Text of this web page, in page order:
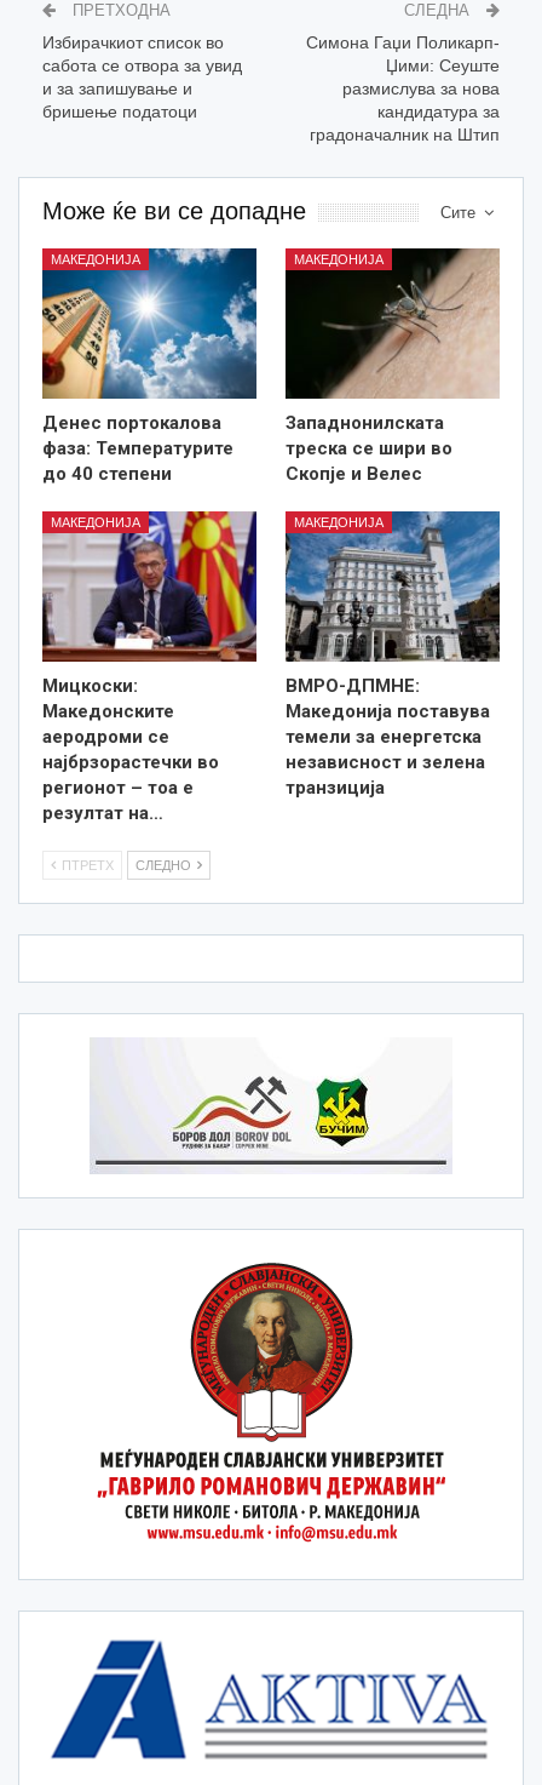
ПРЕТХОДНА
Избирачкиот список во
сабота се отвора за увид
и за запишување и
бришење податоци
СЛЕДНА
Симона Гаџи Поликарп-
Џими: Сеуште
размислува за нова
кандидатура за
градоначалник на Штип
Сите
Може ќе ви се допадне
МАКЕДОНИЈА
Денес портокалова
фаза: Температурите
до 40 степени
МАКЕДОНИЈА
Западнонилската
треска се шири во
Скопје и Велес
МАКЕДОНИЈА
Мицкоски:
Македонските
аеродроми се
најбрзорастечки во
регионот – тоа е
резултат на…
МАКЕДОНИЈА
ВМРО-ДПМНЕ:
Македонија поставува
темели за енергетска
независност и зелена
транзиција
ПТРЕТХ СЛЕДНО